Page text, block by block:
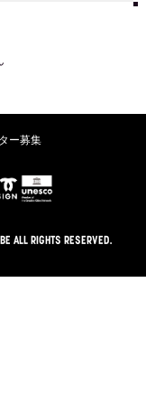
ー募集
ALL RIGHTS RESERVED.